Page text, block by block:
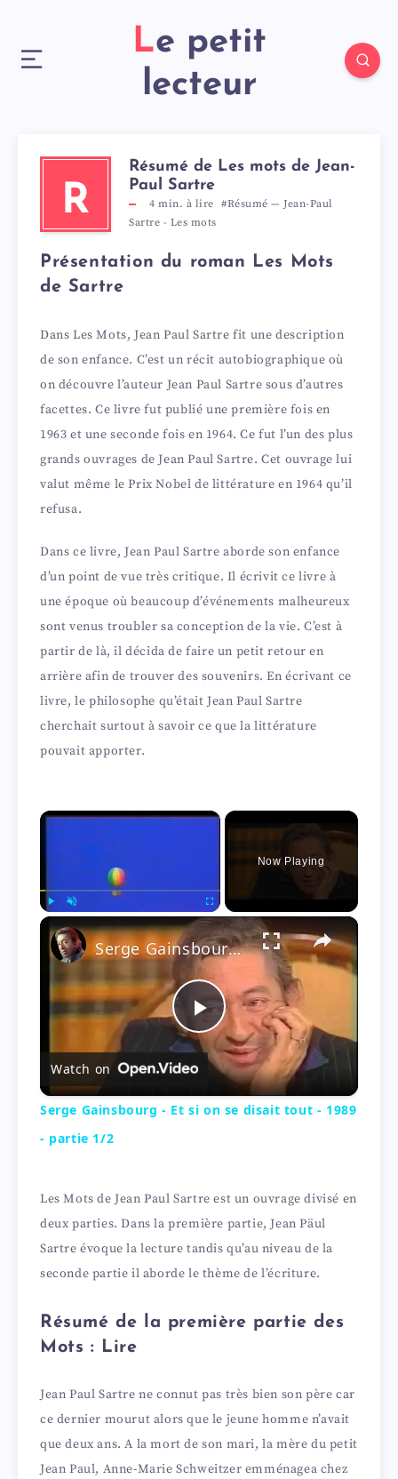
Le petit
lecteur
R
Résumé de Les mots de Jean-
Paul Sartre
4 min. à lire #Résumé — Jean-Paul
Sartre - Les mots
Présentation du roman Les Mots
de Sartre
Dans Les Mots, Jean Paul Sartre fit une description
de son enfance. C’est un récit autobiographique où
on découvre l’auteur Jean Paul Sartre sous d’autres
facettes. Ce livre fut publié une première fois en
1963 et une seconde fois en 1964. Ce fut l’un des plus
grands ouvrages de Jean Paul Sartre. Cet ouvrage lui
valut même le Prix Nobel de littérature en 1964 qu’il
refusa.
Dans ce livre, Jean Paul Sartre aborde son enfance
d’un point de vue très critique. Il écrivit ce livre à
une époque où beaucoup d’événements malheureux
sont venus troubler sa conception de la vie. C’est à
partir de là, il décida de faire un petit retour en
arrière afin de trouver des souvenirs. En écrivant ce
livre, le philosophe qu’était Jean Paul Sartre
cherchait surtout à savoir ce que la littérature
pouvait apporter.
×
Fullscreen
Now Playing
×
P
y
V
e
o
Serge Gainsbourg - Et si on se disait tout - 1989 - partie 1/2
Watch on
Serge Gainsbourg - Et si on se disait tout - 1989
- partie 1/2
Les Mots de Jean Paul Sartre est un ouvrage divisé en
deux parties. Dans la première partie, Jean Päul
Sartre évoque la lecture tandis qu’au niveau de la
seconde partie il aborde le thème de l’écriture.
Résumé de la première partie des
Mots : Lire
Jean Paul Sartre ne connut pas très bien son père car
ce dernier mourut alors que le jeune homme n’avait
que deux ans. A la mort de son mari, la mère du petit
Jean Paul, Anne-Marie Schweitzer emménagea chez